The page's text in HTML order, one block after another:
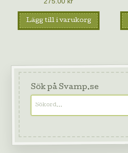
Lägg till i varukorg
Sök på Svamp.se